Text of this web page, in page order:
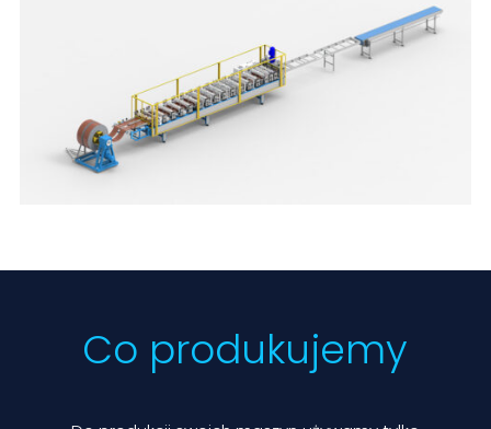
Co produkujemy